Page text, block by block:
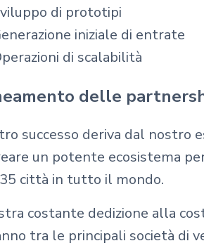
di prototipi
iniziale di entrate
di scalabilità
delle
successo deriva dal nostro
un potente ecosistema
città in tutto il mondo.
costante dedizione alla
tra le principali società di